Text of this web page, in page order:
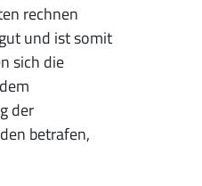
rechnen
und ist somit
sich die
der
betrafen,